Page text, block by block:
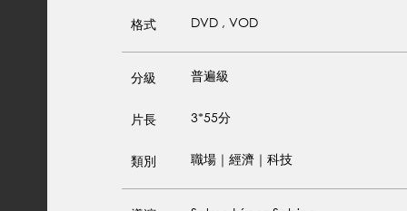
格式 DVD , VOD
分級 普遍級
片長 3*55分
類別 職場｜經濟｜科技